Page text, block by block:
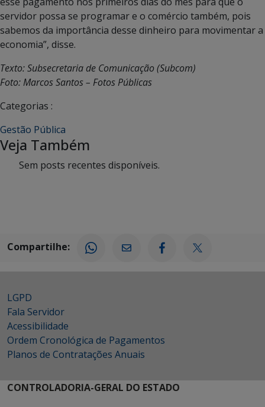
servidor possa se programar e o comércio também, pois
sabemos da importância desse dinheiro para movimentar a
economia”, disse.
Texto: Subsecretaria de Comunicação (Subcom)
Foto: Marcos Santos – Fotos Públicas
Categorias :
Gestão Pública
Veja Também
Sem posts recentes disponíveis.
Compartilhe:
LGPD
Fala Servidor
Acessibilidade
Ordem Cronológica de Pagamentos
Planos de Contratações Anuais
CONTROLADORIA-GERAL DO ESTADO